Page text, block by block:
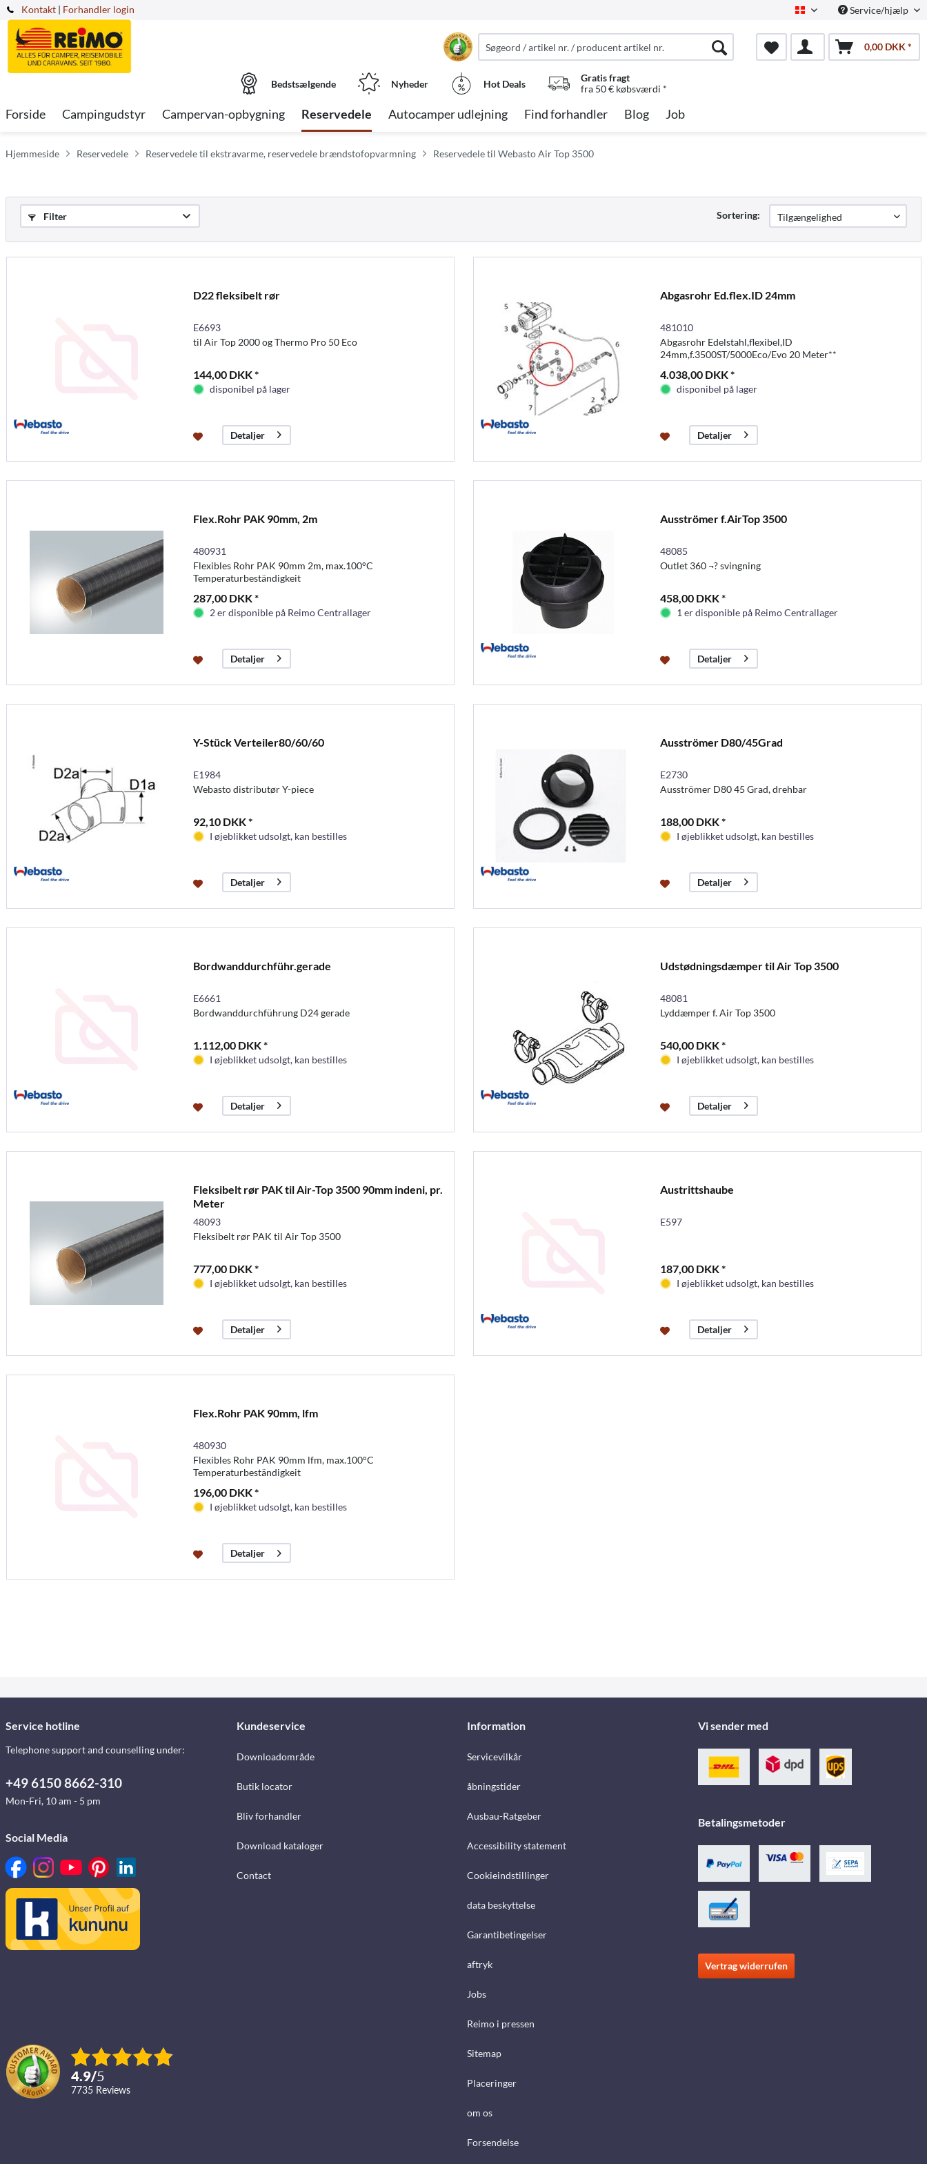
Kontakt Dansk Service/hjælp
| Forhandler login
0,00 DKK *
Bedstsælgende Nyheder Hot Deals
Gratis fragt
fra 50 € købsværdi *
Forside Campingudstyr Campervan-opbygning Reservedele Autocamper udlejning Find forhandler Blog Job
Hjemmeside Reservedele Reservedele til ekstravarme, reservedele brændstofopvarmning Reservedele til Webasto Air Top 3500
Filter Sortering:
D22 fleksibelt rør
E6693
til Air Top 2000 og Thermo Pro 50 Eco
144,00 DKK *
disponibel på lager
Detaljer
Abgasrohr Ed.flex.ID 24mm
481010
Abgasrohr Edelstahl,flexibel,ID
24mm,f.3500ST/5000Eco/Evo 20 Meter**
4.038,00 DKK *
disponibel på lager
Detaljer
Flex.Rohr PAK 90mm, 2m
480931
Flexibles Rohr PAK 90mm 2m, max.100°C
Temperaturbeständigkeit
287,00 DKK *
2 er disponible på Reimo Centrallager
Detaljer
Ausströmer f.AirTop 3500
48085
Outlet 360 ¬? svingning
458,00 DKK *
1 er disponible på Reimo Centrallager
Detaljer
Y-Stück Verteiler80/60/60
E1984
Webasto distributør Y-piece
92,10 DKK *
I øjeblikket udsolgt, kan bestilles
Detaljer
Ausströmer D80/45Grad
E2730
Ausströmer D80 45 Grad, drehbar
188,00 DKK *
I øjeblikket udsolgt, kan bestilles
Detaljer
Bordwanddurchführ.gerade
E6661
Bordwanddurchführung D24 gerade
1.112,00 DKK *
I øjeblikket udsolgt, kan bestilles
Detaljer
Udstødningsdæmper til Air Top 3500
48081
Lyddæmper f. Air Top 3500
540,00 DKK *
I øjeblikket udsolgt, kan bestilles
Detaljer
Fleksibelt rør PAK til Air-Top 3500 90mm indeni, pr.
Meter
48093
Fleksibelt rør PAK til Air Top 3500
777,00 DKK *
I øjeblikket udsolgt, kan bestilles
Detaljer
Austrittshaube
E597
187,00 DKK *
I øjeblikket udsolgt, kan bestilles
Detaljer
Flex.Rohr PAK 90mm, lfm
480930
Flexibles Rohr PAK 90mm lfm, max.100°C
Temperaturbeständigkeit
196,00 DKK *
I øjeblikket udsolgt, kan bestilles
Detaljer
Service hotline
Telephone support and counselling under:
+49 6150 8662-310
Mon-Fri, 10 am - 5 pm
Social Media
4.9/5
7735 reviews
Kundeservice
Downloadområde
Butik locator
Bliv forhandler
Download kataloger
Contact
Information
Servicevilkår
åbningstider
Ausbau-Ratgeber
Accessibility statement
Cookieindstillinger
data beskyttelse
Garantibetingelser
aftryk
Jobs
Reimo i pressen
Sitemap
Placeringer
om os
Forsendelse
Vi sender med
Betalingsmetoder
Vertrag widerrufen